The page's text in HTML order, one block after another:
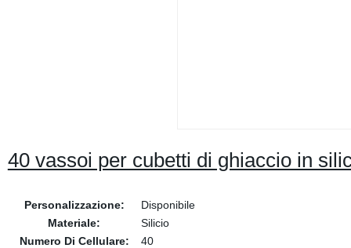
40 vassoi per cubetti di ghiaccio in
Personalizzazione:
Disponibile
Materiale:
Silicio
Numero Di Cellulare:
40